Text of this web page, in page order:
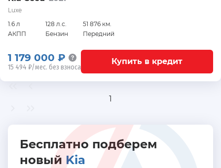
Luxe
1.6 л
128 л.с.
51 876 км.
АКПП
Бензин Передний
Купить в кредит
1 179 000 ₽
15 494 ₽/мес. без взноса
1
Бесплатно подберем
новый Kia